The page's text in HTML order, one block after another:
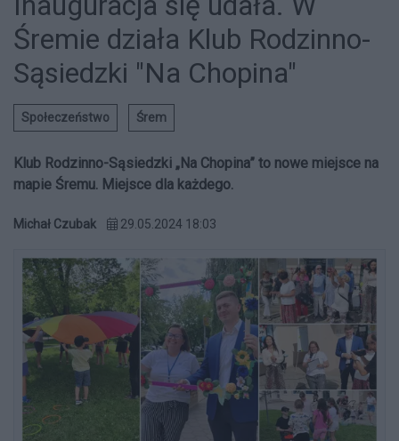
Śremie działa Klub Rodzinno-
Sąsiedzki "Na Chopina"
Społeczeństwo Śrem
Klub Rodzinno-Sąsiedzki „Na Chopina” to nowe miejsce na
mapie Śremu. Miejsce dla każdego.
Michał Czubak 29.05.2024 18:03